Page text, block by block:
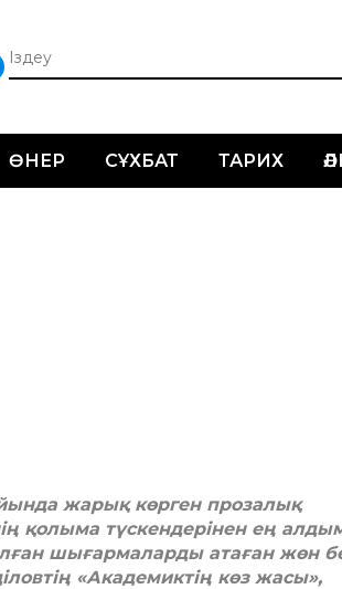
ӨНЕР СҰХБАТ ТАРИХ
жарық көрген прозалық
қолыма түскендерінен ең
шығармаларды атаған жөн
«Академиктің көз жасы»,